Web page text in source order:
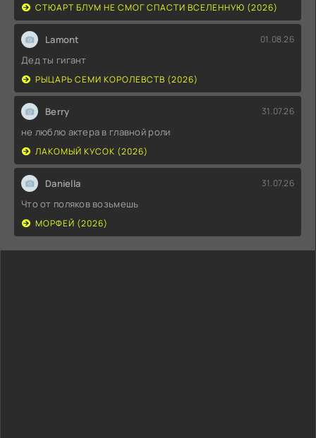
СТЮАРТ БЛУМ НЕ СМОГ СПАСТИ ВСЕЛЕННУЮ (2026)
Lamont 01.08.26
Дед ты гигант
РЫЦАРЬ СЕМИ КОРОЛЕВСТВ (2026)
Berry 31.07.26
не люблю актера в главной роли
ЛАКОМЫЙ КУСОК (2026)
Daniella 31.07.26
Что от поляков возьмешь
МОРФЕЙ (2026)